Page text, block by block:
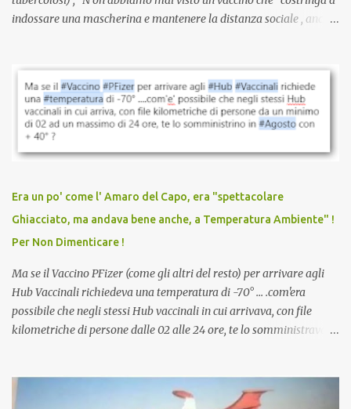
indossare una mascherina e mantenere la distanza sociale , anche
vaccinazione. Non avevamo mai sentito parlare di ricompense,
sconti, incentivi per vaccinarsi. Non avevamo mai visto
discriminazioni per coloro che non l’hanno fatto. Se non sei stato
vaccinato, nessuno aveva prima cercato di farti sentire una
persona cattiva. Non avevamo mai visto un vaccino che minacci le
vaccino usato per minacciare i mezzi di sussistenza, il lavoro o la
scuola. Non avevamo mai visto un vaccino che permettesse a un
dodicenne di ignorare il consenso dei genitori. Dopo tutti i vaccini
che abbiamo elencato sopra...
Era un po' come l' Amaro del Capo, era "spettacolare
Ghiacciato, ma andava bene anche, a Temperatura Ambiente" !
Per Non Dimenticare !
Ma se il Vaccino PFizer (come gli altri del resto) per arrivare agli
Hub Vaccinali richiedeva una temperatura di -70° ... .com'era
possibile che negli stessi Hub vaccinali in cui arrivava, con file
kilometriche di persone dalle 02 alle 24 ore, te lo somministravano
Vaccino come: l' Amaro del Capo, era "spettacolare Ghiacciato, ma
andava bene anche, a Temperatura Ambiente"! Riproponiamo